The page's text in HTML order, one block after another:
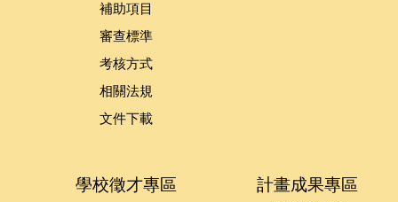
補助項目
審查標準
考核方式
相關法規
文件下載
學校徵才專區 計畫成果專區